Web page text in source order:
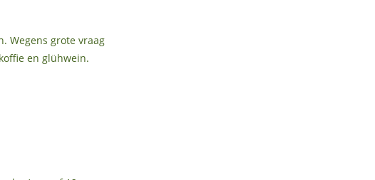
Wegens grote vraag
en glühwein.